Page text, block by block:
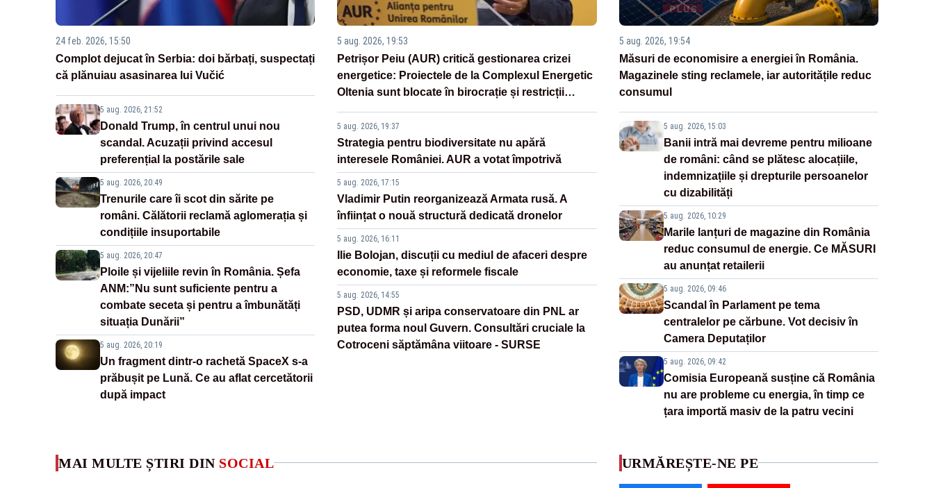
24 feb. 2026, 15:50
Complot dejucat în Serbia: doi bărbați, suspectați
că plănuiau asasinarea lui Vučić
5 aug. 2026, 21:52
Donald Trump, în centrul unui nou
scandal. Acuzații privind accesul
preferențial la postările sale
5 aug. 2026, 20:49
Trenurile care îi scot din sărite pe
români. Călătorii reclamă aglomerația și
condițiile insuportabile
5 aug. 2026, 20:47
Ploile și vijeliile revin în România. Șefa
ANM:”Nu sunt suficiente pentru a
combate seceta și pentru a îmbunătăți
situația Dunării”
5 aug. 2026, 20:19
Un fragment dintr-o rachetă SpaceX s-a
prăbușit pe Lună. Ce au aflat cercetătorii
după impact
5 aug. 2026, 19:53
Petrișor Peiu (AUR) critică gestionarea crizei
energetice: Proiectele de la Complexul Energetic
Oltenia sunt blocate în birocrație și restricții
5 aug. 2026, 19:37
Strategia pentru biodiversitate nu apără
interesele României. AUR a votat împotrivă
5 aug. 2026, 17:15
Vladimir Putin reorganizează Armata rusă. A
înființat o nouă structură dedicată dronelor
5 aug. 2026, 16:11
Ilie Bolojan, discuții cu mediul de afaceri despre
economie, taxe și reformele fiscale
5 aug. 2026, 14:55
PSD, UDMR și aripa conservatoare din PNL ar
putea forma noul Guvern. Consultări cruciale la
Cotroceni săptămâna viitoare - SURSE
5 aug. 2026, 19:54
Măsuri de economisire a energiei în România.
Magazinele sting reclamele, iar autoritățile reduc
consumul
5 aug. 2026, 15:03
Banii intră mai devreme pentru milioane
de români: când se plătesc alocațiile,
indemnizațiile și drepturile persoanelor
cu dizabilități
5 aug. 2026, 10:29
Marile lanțuri de magazine din România
reduc consumul de energie. Ce MĂSURI
au anunțat retailerii
5 aug. 2026, 09:46
Scandal în Parlament pe tema
centralelor pe cărbune. Vot decisiv în
Camera Deputaților
5 aug. 2026, 09:42
Comisia Europeană susține că România
nu are probleme cu energia, în timp ce
țara importă masiv de la patru vecini
MAI MULTE ȘTIRI DIN SOCIAL URMĂREȘTE-NE PE